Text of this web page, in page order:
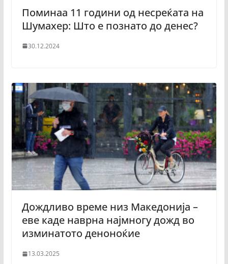
Поминаа 11 години од несреќата на
Шумахер: Што е познато до денес?
30.12.2024
Дождливо време низ Македонија –
еве каде наврна најмногу дожд во
изминатото деноноќие
13.03.2025